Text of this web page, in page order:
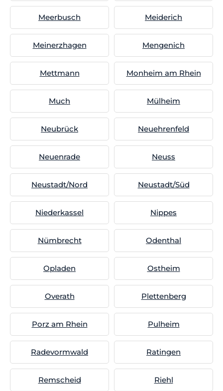
Meerbusch Meiderich
Meinerzhagen Mengenich
Mettmann Monheim am Rhein
Much Mülheim
Neubrück Neuehrenfeld
Neuenrade Neuss
Neustadt/Nord Neustadt/Süd
Niederkassel Nippes
Nümbrecht Odenthal
Opladen Ostheim
Overath Plettenberg
Porz am Rhein Pulheim
Radevormwald Ratingen
Remscheid Riehl